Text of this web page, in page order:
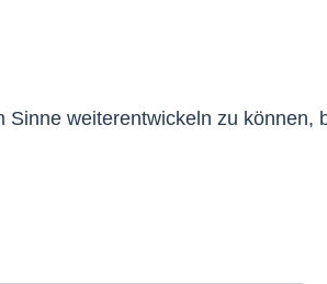
weiterentwickeln zu können,